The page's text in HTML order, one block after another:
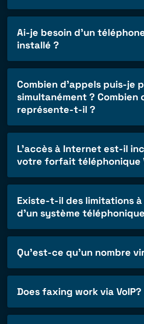
Ai-je besoin d'un
installé ?
Combien d'appels puis-je
simultanément ? Combien
représente-t-il ?
L'accès à Internet est-il
votre forfait téléphonique
Existe-t-il des limitations
d'un système téléphonique
Qu'est-ce qu'un nombre
Does faxing work via VoIP?